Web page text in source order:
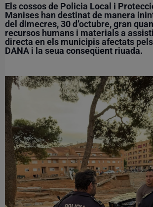
Els cossos de Policia Local i
Manises han destinat de manera
del dimecres, 30 d’octubre, gran
recursos humans i materials a
directa en els municipis afectats
DANA i la seua conseqüent riuada.